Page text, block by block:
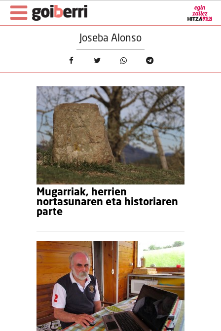
Joseba Alonso
Mugarriak, herrien
nortasunaren eta historiaren
parte